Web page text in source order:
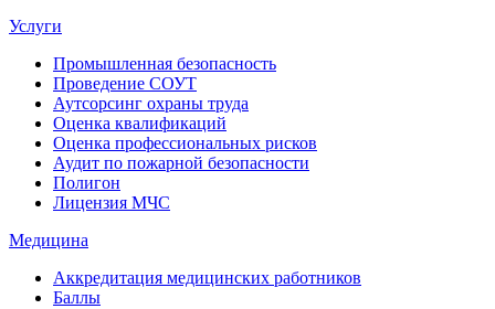
Услуги
Промышленная безопасность
Проведение СОУТ
Аутсорсинг охраны труда
Оценка квалификаций
Оценка профессиональных рисков
Аудит по пожарной безопасности
Полигон
Лицензия МЧС
Медицина
Аккредитация медицинских работников
Баллы